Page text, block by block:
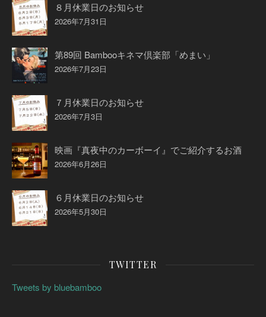
８月休業日のお知らせ
2026年7月31日
第89回 Bambooキネマ倶楽部「めまい」
2026年7月23日
７月休業日のお知らせ
2026年7月3日
映画『真夜中のカーボーイ』でご紹介するお酒
2026年6月26日
６月休業日のお知らせ
2026年5月30日
TWITTER
Tweets by bluebamboo